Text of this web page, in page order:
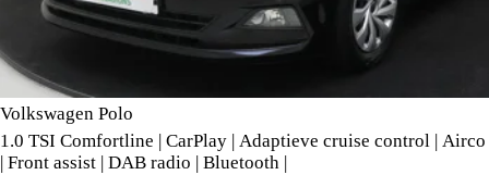
Volkswagen Polo
1.0 TSI Comfortline | CarPlay | Adaptieve cruise control | Airco
| Front assist | DAB radio | Bluetooth |